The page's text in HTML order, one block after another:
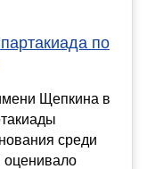
по
Щепкина в
среди
оценивало